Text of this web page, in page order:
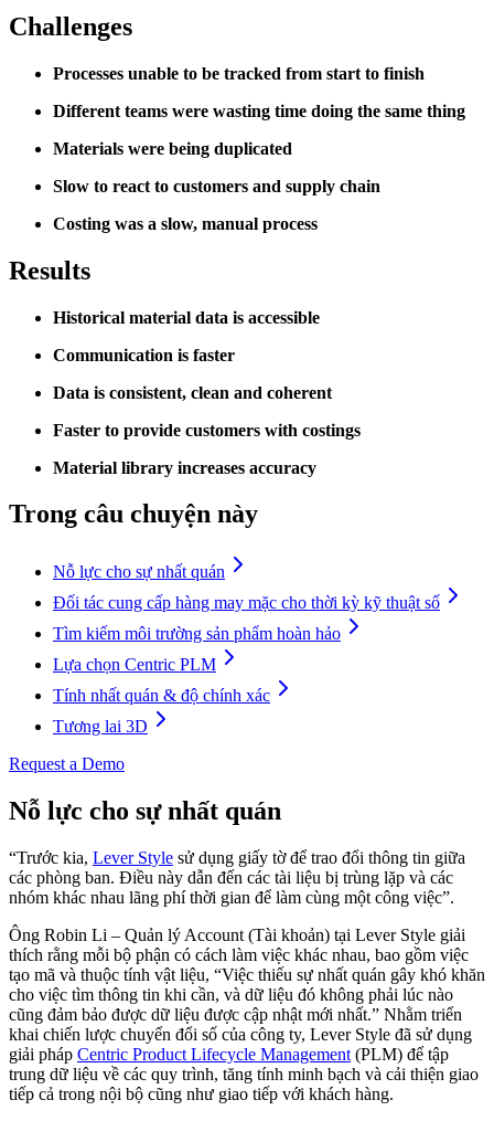
Challenges
Processes unable to be tracked from start to finish
Different teams were wasting time doing the same thing
Materials were being duplicated
Slow to react to customers and supply chain
Costing was a slow, manual process
Results
Historical material data is accessible
Communication is faster
Data is consistent, clean and coherent
Faster to provide customers with costings
Material library increases accuracy
Trong câu chuyện này
Nỗ lực cho sự nhất quán
Đối tác cung cấp hàng may mặc cho thời kỳ kỹ thuật số
Tìm kiếm môi trường sản phẩm hoàn hảo
Lựa chọn Centric PLM
Tính nhất quán & độ chính xác
Tương lai 3D
Request a Demo
Nỗ lực cho sự nhất quán
“Trước kia, Lever Style sử dụng giấy tờ để trao đổi thông tin giữa
các phòng ban. Điều này dẫn đến các tài liệu bị trùng lặp và các
nhóm khác nhau lãng phí thời gian để làm cùng một công việc”.
Ông Robin Li – Quản lý Account (Tài khoản) tại Lever Style giải
thích rằng mỗi bộ phận có cách làm việc khác nhau, bao gồm việc
tạo mã và thuộc tính vật liệu, “Việc thiếu sự nhất quán gây khó khăn
cho việc tìm thông tin khi cần, và dữ liệu đó không phải lúc nào
cũng đảm bảo được dữ liệu được cập nhật mới nhất.” Nhằm triển
khai chiến lược chuyển đổi số của công ty, Lever Style đã sử dụng
giải pháp Centric Product Lifecycle Management (PLM) để tập
trung dữ liệu về các quy trình, tăng tính minh bạch và cải thiện giao
tiếp cả trong nội bộ cũng như giao tiếp với khách hàng.